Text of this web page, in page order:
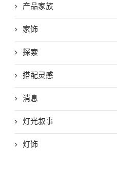
产品家族
家饰
探索
搭配灵感
消息
灯光叙事
灯饰